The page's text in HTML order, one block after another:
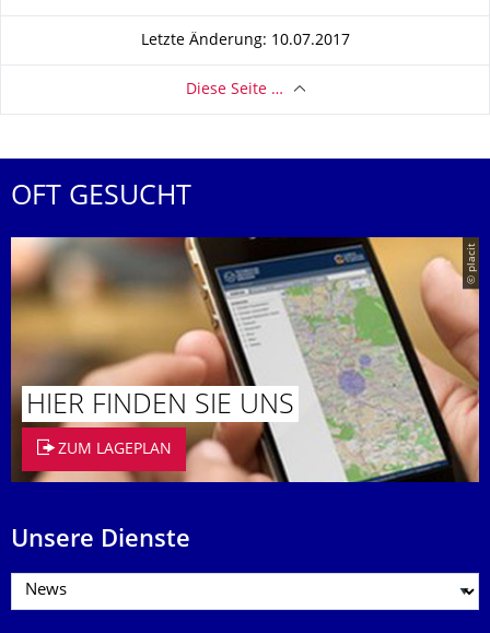
Letzte Änderung: 10.07.2017
Diese Seite …
OFT GESUCHT
© placit
HIER FINDEN SIE UNS
ZUM LAGEPLAN
Unsere Dienste